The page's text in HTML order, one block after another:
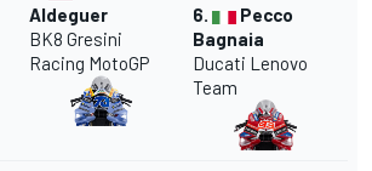
Aldeguer
BK8 Gresini
Racing MotoGP
6.
Pecco
Bagnaia
Ducati Lenovo
Team